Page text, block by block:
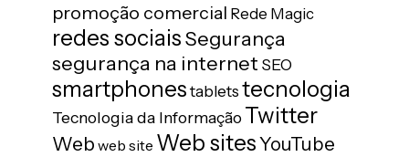
promoção comercial Rede Magic
redes sociaisSegurança
segurança na internet SEO
smartphones tablets tecnologia
Tecnologia da Informação Twitter
Web web site Web sitesYouTube